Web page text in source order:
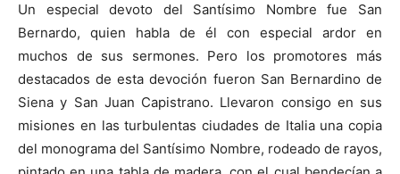
Un especial devoto del Santísimo Nombre fue San
Bernardo, quien habla de él con especial ardor en
muchos de sus sermones. Pero los promotores más
destacados de esta devoción fueron San Bernardino de
Siena y San Juan Capistrano. Llevaron consigo en sus
misiones en las turbulentas ciudades de Italia una copia
del monograma del Santísimo Nombre, rodeado de rayos,